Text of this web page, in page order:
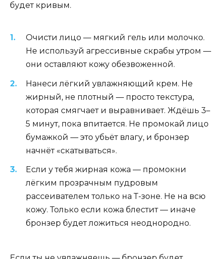
будет кривым.
Очисти лицо — мягкий гель или молочко.
Не используй агрессивные скрабы утром —
они оставляют кожу обезвоженной.
Нанеси лёгкий увлажняющий крем. Не
жирный, не плотный — просто текстура,
которая смягчает и выравнивает. Ждёшь 3–
5 минут, пока впитается. Не промокай лицо
бумажкой — это убьёт влагу, и бронзер
начнёт «скатываться».
Если у тебя жирная кожа — промокни
лёгким прозрачным пудровым
рассеивателем только на Т-зоне. Не на всю
кожу. Только если кожа блестит — иначе
бронзер будет ложиться неоднородно.